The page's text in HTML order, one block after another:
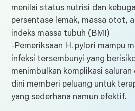
menilai status nutrisi dan
persentase lemak, massa otot,
indeks massa tubuh (BMI)
-Pemeriksaan H. pylori mampu
infeksi tersembunyi yang
menimbulkan komplikasi saluran
dini memberi peluang untuk
yang sederhana namun efektif.